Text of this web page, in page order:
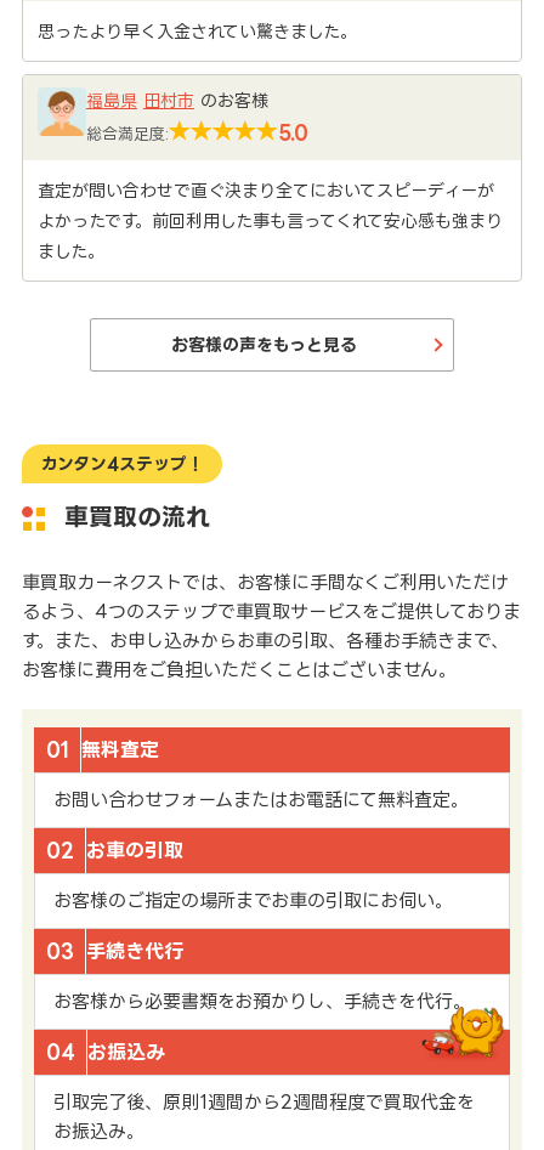
思ったより早く入金されてい驚きました。
福島県 田村市 のお客様
総合満足度: 5.0
査定が問い合わせで直ぐ決まり全てにおいてスピーディーが
よかったです。前回利用した事も言ってくれて安心感も強まり
ました。
お客様の声をもっと見る
カンタン4ステップ！
車買取の流れ
車買取カーネクストでは、お客様に手間なくご利用いただけ
るよう、4つのステップで車買取サービスをご提供しておりま
す。また、お申し込みからお車の引取、各種お手続きまで、
お客様に費用をご負担いただくことはございません。
01 無料査定
お問い合わせフォームまたはお電話にて無料査定。
02 お車の引取
お客様のご指定の場所までお車の引取にお伺い。
03 手続き代行
お客様から必要書類をお預かりし、手続きを代行。
04 お振込み
引取完了後、原則1週間から2週間程度で買取代金を
お振込み。